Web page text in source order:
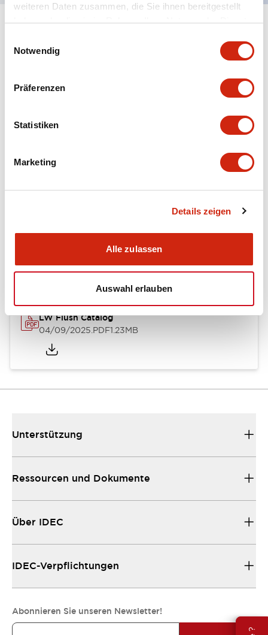
weiteren Daten zusammen, die Sie ihnen bereitgestellt
haben oder die sie im Rahmen Ihrer Nutzung der Dienste
Notwendig
Präferenzen
Statistiken
Marketing
Details zeigen
Alle zulassen
Auswahl erlauben
Environmental Specifications
Mechanical Specifications
Mounting and Installation Specifications
Kataloge & Broschüren Genehmigungen & Standards
LW Flush Catalog
04/09/2025.PDF1.23MB
Unterstützung
Ressourcen und Dokumente
Über IDEC
IDEC-Verpflichtungen
Abonnieren Sie unseren Newsletter!